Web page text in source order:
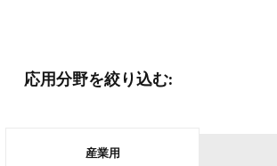
応用分野を絞り込む:
産業用